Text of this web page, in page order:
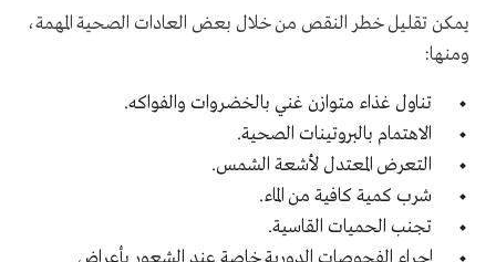
يمكن تقليل خطر النقص من خلال بعض العادات الصحية المهمة،
ومنها:
تناول غذاء متوازن غني بالخضروات والفواكه.
الاهتمام بالبروتينات الصحية.
التعرض المعتدل لأشعة الشمس.
شرب كمية كافية من الماء.
تجنب الحميات القاسية.